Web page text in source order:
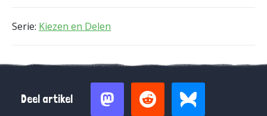
Serie: Kiezen en Delen
Deel artikel